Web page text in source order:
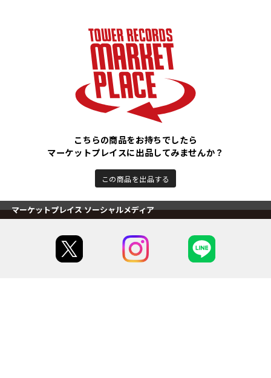
こちらの商品をお持ちでしたら
マーケットプレイスに出品してみませんか？
この商品を出品する
マーケットプレイス ソーシャルメディア